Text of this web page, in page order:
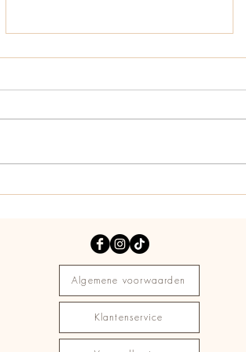
Algemene voorwaarden
Klantenservice